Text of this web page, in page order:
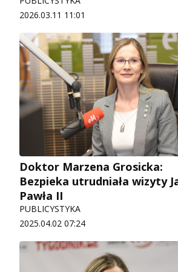
2026.03.11 11:01
Doktor Marzena Grosicka:
Bezpieka utrudniała wizyty
Pawła II
PUBLICYSTYKA
2025.04.02 07:24